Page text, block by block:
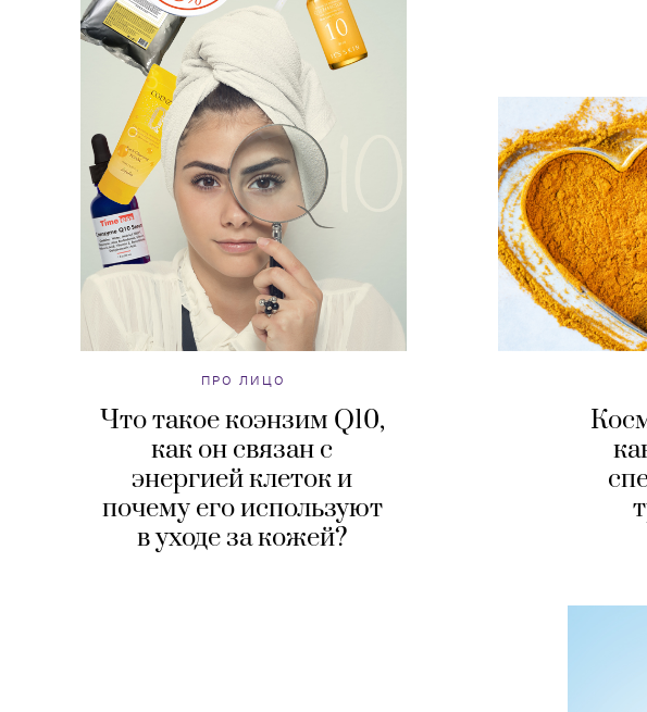
ПРО ЛИЦО
Что такое коэнзим Q10,
как он связан с
энергией клеток и
почему его используют
в уходе за кожей?